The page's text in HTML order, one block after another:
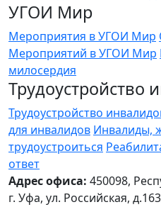
УГОИ Мир
Мероприятия в УГОИ Мир
Мероприятий в УГОИ Мир
милосердия
Трудоустройство
Трудоустройство
для инвалидов Инвалиды,
трудоустроиться
ответ
Адрес офиса: 450098,
г. Уфа, ул. Российская,